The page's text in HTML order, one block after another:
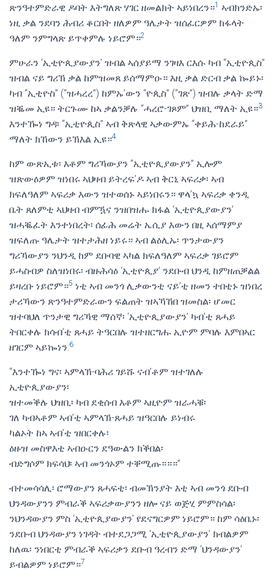
ጽንዓተምድራዊ ዶባት እትግለጽ ሃገር ዘመልክት ኣይነበረን።1 ኣብክንድኡ፡
ነዚ ቃል ንደባን ሕብሪ ቆርበት ዘለዎም ዓሌታት ዝሰፈርዎም ክፋላት
ዓለም ንምግላጽ ይጥቀምሉ ነይሮም።2
ምሁራን ‘ኢቲዮጲያውያን’ ዝብል ኣሰያይማ ንገዛእ ርእሱ ካብ “ኢቲዮጲስ”
ዝብል ናይ ግሪኽ ቃል ከምዝመጸ ይሰማምዑ። እዚ ቃል ድርብ ቃል ኰይኑ፡
ካብ “ኢቲዮስ” (“ዝሓረረ”) ከምኡ’ውን “ዮጲስ” (“ገጽ”) ዝብሉ ቃላት ድማ
ዝቘመ ኢዩ። ትርጉሙ ከኣ ቃልንቓሉ “ሓረሮ-ገጾም” ህዝቢ ማለት ኢዩ።3
እንተዀነ ግዳ፡ “ኢቲዮጲስ” ኣብ ቅጽላዊ ኣቃውምኡ “ቀይሕ-ከደራይ”
ማለት ክኸውን ይኽእል ኢዩ።4
ከም ውጽኢቱ፡ እቶም ግሪኻውያን “ኢቲዮጲያውያን” ኢሎም
ዝጽውዕዎም ዝነበሩ ኣህዛብ ይትረፍ’ዶ ኣብ ቅርኒ ኣፍሪቃ፡ ኣብ
ክፍለዓለም ኣፍሪቃ እውን ዝተወሰኑ ኣይነበሩን። ዋላ’ኳ ኣፍሪቃ ቀንዲ
ቤት ጸለምቲ ኣህዛብ ብምዃና ንዝበዝሑ ክፋል ‘ኢቲዮጲያውያን’
ዝሓቘፈት እንተነበረት፡ ሰፊሕ መሬት ኤሲያ እውን በዚ ኣሰማምያ
ዝፍለጡ ዓሌታት ዝተታሕዘ ነይሩ። ኣብ ልዕሊኡ፡ ጥንታውያን
ግሪኻውያን ንህንዲ ከም ደቡባዊ ኣካል ክፍለዓለም ኣፍሪቃ ገይሮም
ይሓስብዎ ስለዝነበሩ፡ ብዙሕሳዕ ‘ኢቲዮጲያ’ ንደቡብ ህንዲ ከምዘጠቓልል
ይዛረቡ ነይሮም።5 ነቲ ኣብ መንጎ ሊቃውንቲ ናይ’ቲ ዘመን ተበቲኑ ዝነበረ
ታሪኻውን ጽንዓተምድራውን ፍልጠት ዝኣኻኸበ ዝመስል፡ ሆመር
ዝተባህለ ጥንታዊ ግሪኻዊ ማሰኛ፡ ‘ኢቲዮጲያውያን’ ካብ’ቲ ጸሓይ
ትበርቀሉ ክሳብ’ቲ ጸሓይ ትዓርበሉ ዝተዘርግሑ ኢዮም ምባሉ እምበኣር
ዘገርም ኣይኰነን:6
“እንተዀነ ግና፡ ኣምላኽ-ባሕሪ ገይሹ ናብ’ቶም ዝተገለሉ
ኢቲዮጲያውያን፡
ዝተመቕሉ ህዝቢ፡ ካብ ደቂሰብ እቶም ኣዚዮም ዝራሓቑ፡
ገለ ካብኣቶም ኣብ’ቲ ኣምላኽ-ጸሓይ ዝዓርበሉ ይነብሩ
ካልኦት ከኣ ኣብ’ቲ ዝበርቀሉ፡
ዕዙዝ መስዋእቲ ኣብዑርን ደዓውልን ክቕበል፡
ብድግሶም ክፍሳህ፡ ኣብ መንጎኦም ተቐሚጡ።።።”
ብተመሳሳሊ፡ ሮማውያን ጸሓፍቲ፡ ብመኽንያት እቲ ኣብ መንጎ ደቡብ
ህንዳውያንን ምብራቕ ኣፍሪቃውያንን ዘሎ ናይ ወጅሂ ምምስሳል፡
ንህንዳውያን ምስ ‘ኢቲዮጲያውያን’ የደናግርዎም ነይሮም። ከም ሳዕቤኑ፡
ንደቡብ ህንዳውያን ነገዳት ብተደጋጋሚ ‘ኢቲዮጲያውያን’ ክብልዎም
ከለዉ፡ ንነበርቲ ምብራቕ ኣፍሪቃን ደቡብ ዓረብን ድማ ‘ህንዳውያን’
ይብልዎም ነይሮም።7